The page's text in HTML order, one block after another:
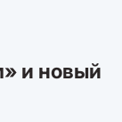
и новый